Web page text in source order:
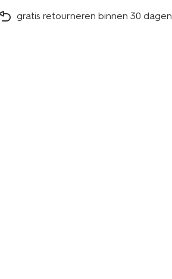
gratis retourneren binnen 30 dagen